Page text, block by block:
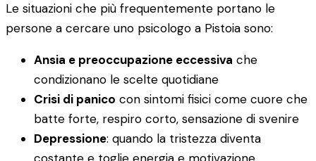
Le situazioni che più frequentemente portano le
persone a cercare uno psicologo a Pistoia sono:
Ansia e preoccupazione eccessiva che
condizionano le scelte quotidiane
Crisi di panico con sintomi fisici come cuore che
batte forte, respiro corto, sensazione di svenire
Depressione: quando la tristezza diventa